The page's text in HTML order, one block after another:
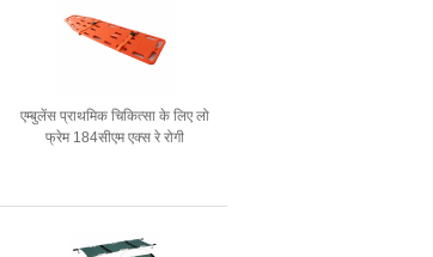
एम्बुलेंस प्राथमिक चिकित्सा के लिए लो
फ्रेम 184सीएम एक्स रे रोगी